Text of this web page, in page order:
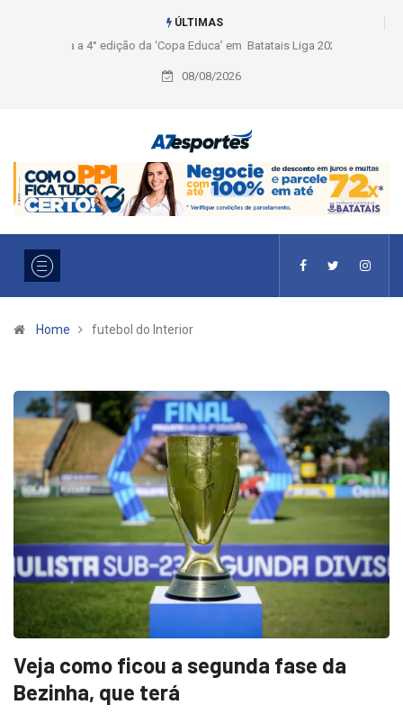
ÚLTIMAS
Liga 2026: Equipes rompem com a LABE na Série Ouro e entidade define
a 2° fase, times e formato
08/08/2026
Home futebol do Interior
Veja como ficou a segunda fase da
Bezinha, que terá